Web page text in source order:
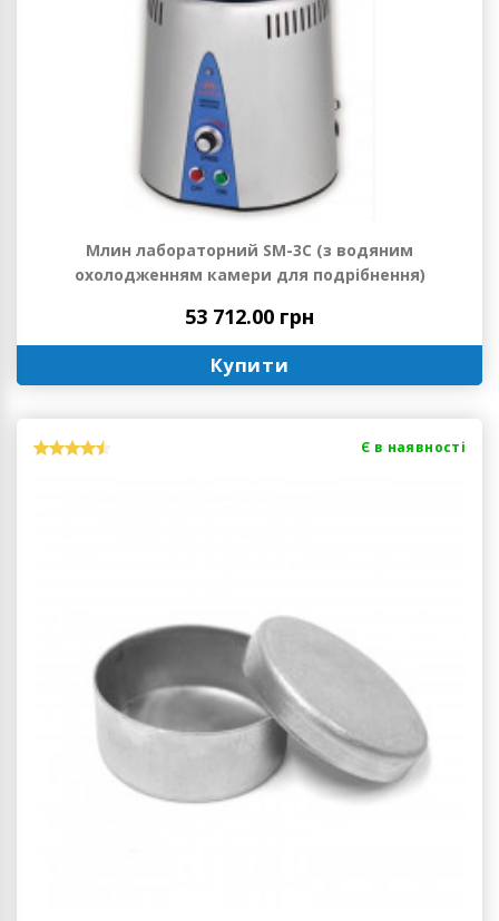
Млин лабораторний SM-3C (з водяним
охолодженням камери для подрібнення)
53 712.00 грн
Купити
Є в наявності